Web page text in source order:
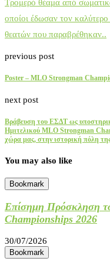
Τρομερό θέαμα από
οποίοι έδωσαν τον
θεατών που παραβρέθηκαν..
previous post
Poster – MLO Strongman
next post
Βράβευση του ΕΣΔΤ ως
Ημιτελικού MLO Strongman
χώρα μας, στην ιστορική πόλη
You may also like
Bookmark
Επίσημη Πρόσκληση
Championships 2026
30/07/2026
Bookmark